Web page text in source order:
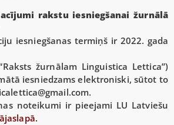
rakstu iesniegšanai žurnālā
iesniegšanas termiņš ir 2022. gada
žurnālam Linguistica Lettica”)
iesniedzams elektroniski, sūtot to
noteikumi ir pieejami LU Latviešu